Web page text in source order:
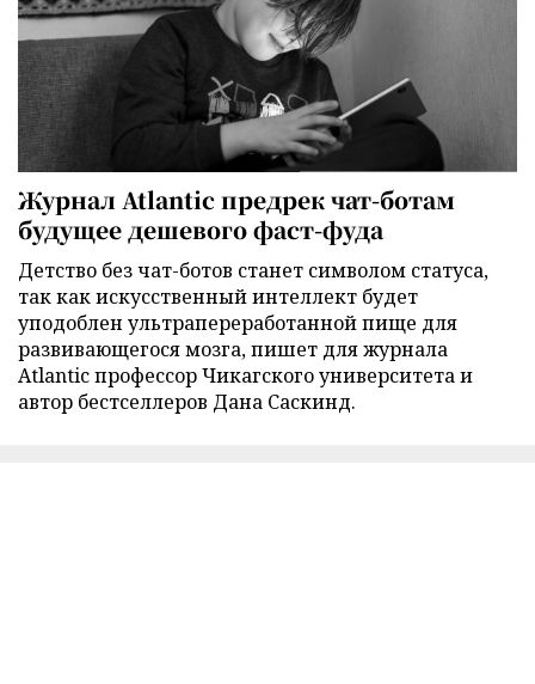
Журнал Atlantic предрек чат-ботам
будущее дешевого фаст-фуда
Детство без чат-ботов станет символом статуса,
так как искусственный интеллект будет
уподоблен ультрапереработанной пище для
развивающегося мозга, пишет для журнала
Atlantic профессор Чикагского университета и
автор бестселлеров Дана Саскинд.